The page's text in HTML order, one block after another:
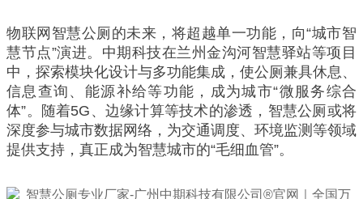
物联网智慧公厕的未来，将超越单一功能，向“城市智
慧节点”演进。中期科技在兰州金沟河智慧驿站等项目
中，探索模块化设计与多功能集成，使公厕兼具休息、
信息查询、能源补给等功能，成为城市“微服务综合
体”。随着5G、边缘计算等技术的渗透，智慧公厕或将
深度参与城市数据网络，为交通调度、环境监测等领域
提供支持，真正成为智慧城市的“毛细血管”。